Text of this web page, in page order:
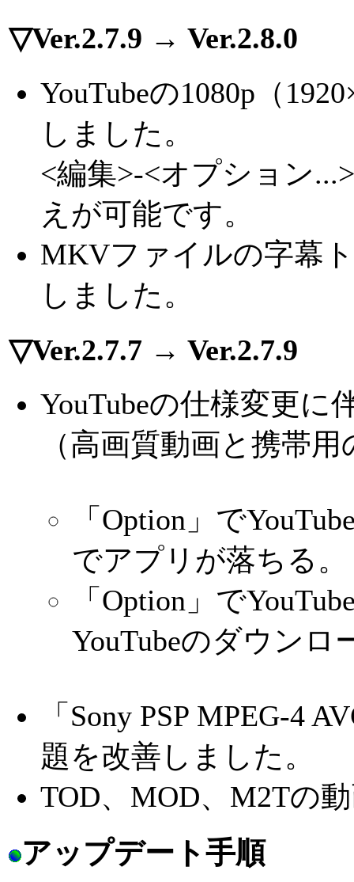
▽Ver.2.7.9 → Ver.2.8.0
YouTubeの1080p（
しました。
<編集>-<オプション
えが可能です。
MKVファイルの字幕
しました。
▽Ver.2.7.7 → Ver.2.7.9
YouTubeの仕様変更に
（高画質動画と携帯
「Option」で
でアプリが落ちる。
「Option」で
YouTubeのダウンロ
「Sony PSP MPEG-4
題を改善しました。
TOD、MOD、M2Tの
アップデート手順